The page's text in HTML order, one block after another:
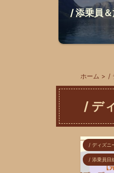
/ 添乗員
ホーム > /
/ デ
/ ディズニ
/ 添乗員